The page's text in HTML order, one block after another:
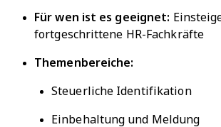
Für wen ist es geeignet:
fortgeschrittene HR-Fachkräfte
Themenbereiche:
Steuerliche Identifikation
Einbehaltung und Meldung